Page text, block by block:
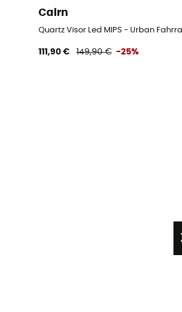
Cairn
Quartz Visor Led MIPS - Urban
111,90 € 149,90 € -25%